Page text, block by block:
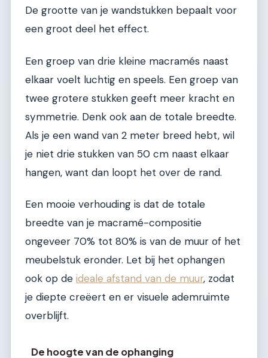
De grootte van je wandstukken bepaalt voor
een groot deel het effect.
Een groep van drie kleine macramés naast
elkaar voelt luchtig en speels. Een groep van
twee grotere stukken geeft meer kracht en
symmetrie. Denk ook aan de totale breedte.
Als je een wand van 2 meter breed hebt, wil
je niet drie stukken van 50 cm naast elkaar
hangen, want dan loopt het over de rand.
Een mooie verhouding is dat de totale
breedte van je macramé-compositie
ongeveer 70% tot 80% is van de muur of het
meubelstuk eronder. Let bij het ophangen
ook op de ideale afstand van de muur, zodat
je diepte creëert en er visuele ademruimte
overblijft.
De hoogte van de ophanging